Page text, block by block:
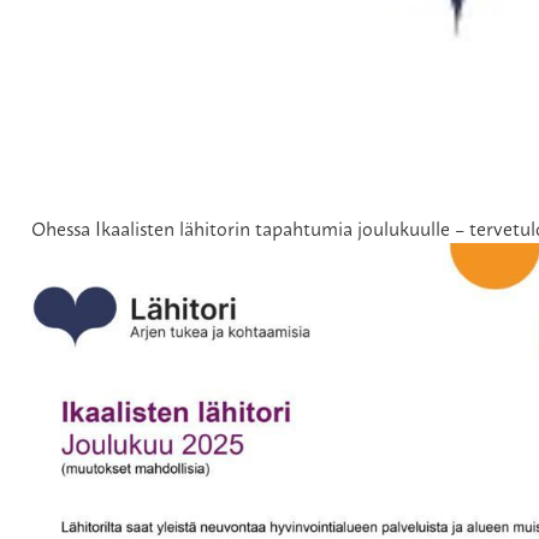
Ohessa Ikaalisten lähitorin tapahtumia joulukuulle –